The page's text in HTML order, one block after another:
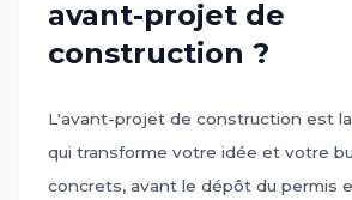
avant-projet de
construction ?
L'avant-projet de construction est
qui transforme votre idée et votre
concrets, avant le dépôt du permis